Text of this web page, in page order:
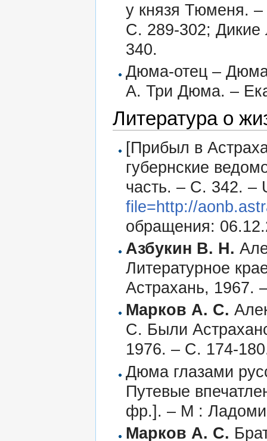
у князя Тюменя.
С. 289-302;
340.
Дюма-отец –
А. Три Дюма. –
Литература о
[Прибыл в
губернские
часть. – С. 342. –
file=http://
обращения:
Азбукин В. Н.
Литературное
Астрахань, 1967.
Марков А. С.
С. Были
1976. – С. 174-
Дюма глазами
Путевые
фр.]. – М :
Марков А. С.